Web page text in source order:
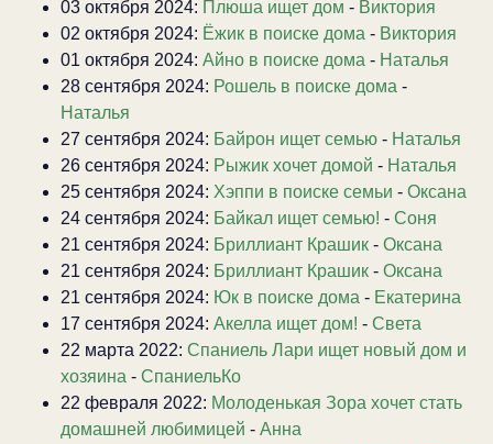
03 октября 2024: Плюша ищет дом - Виктория
02 октября 2024: Ёжик в поиске дома - Виктория
01 октября 2024: Айно в поиске дома - Наталья
28 сентября 2024: Рошель в поиске дома -
Наталья
27 сентября 2024: Байрон ищет семью - Наталья
26 сентября 2024: Рыжик хочет домой - Наталья
25 сентября 2024: Хэппи в поиске семьи - Оксана
24 сентября 2024: Байкал ищет семью! - Соня
21 сентября 2024: Бриллиант Крашик - Оксана
21 сентября 2024: Бриллиант Крашик - Оксана
21 сентября 2024: Юк в поиске дома - Екатерина
17 сентября 2024: Акелла ищет дом! - Света
22 марта 2022: Спаниель Лари ищет новый дом и
хозяина - СпаниельКо
22 февраля 2022: Молоденькая Зора хочет стать
домашней любимицей - Анна